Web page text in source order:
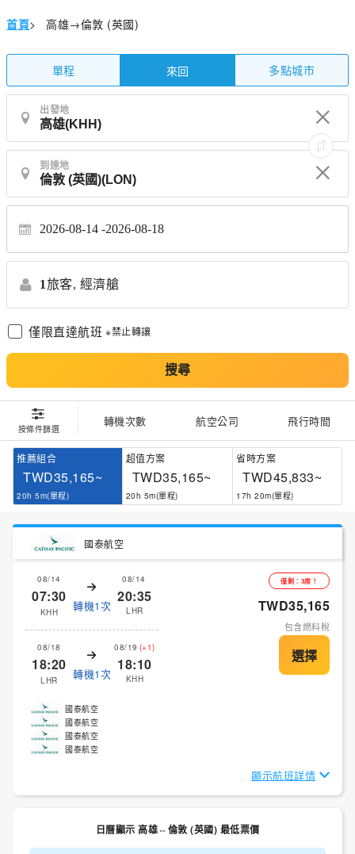
首頁> 高雄→倫敦 (英國)
單程 來回 多點城市
出發地
到達地
2026-08-14 2026-08-18
1旅客, 經濟艙
僅限直達航班 ※禁止轉讓
搜尋
按條件篩選
轉機次數 航空公司 飛行時間
推薦組合
TWD35,165~
20h 5m(單程)
超值方案
TWD35,165~
20h 5m(單程)
省時方案
TWD45,833~
17h 20m(單程)
國泰航空
08/14
07:30
KHH 轉機1次
08/14
20:35
LHR
08/18
18:20
LHR 轉機1次
08/19 (+1)
18:10
KHH
僅剩：3席！
TWD35,165
包含燃料稅
國泰航空
國泰航空
國泰航空
國泰航空
顯示航班詳情
日曆顯示 高雄⇔倫敦 (英國) 最低票價